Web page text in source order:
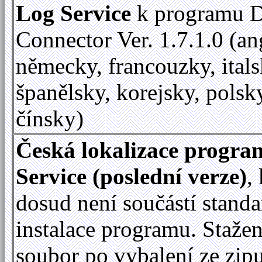
Log Servicek programu
Connector Ver. 1.7.1.0
německy, francouzky,
španělsky, korejsky,
čínsky)
Česká lokalizace
Service (poslední verze),
dosud není součástí
instalace programu.
soubor po vybalení ze